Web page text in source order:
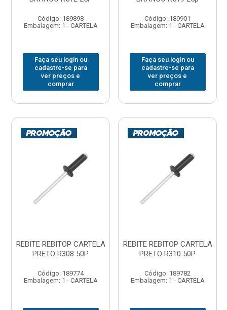
Código: 189898
Embalagem: 1 - CARTELA
Faça seu login ou
cadastre-se para
ver preços e
comprar
Código: 189901
Embalagem: 1 - CARTELA
Faça seu login ou
cadastre-se para
ver preços e
comprar
REBITE REBITOP CARTELA
PRETO R308 50P
Código: 189774
Embalagem: 1 - CARTELA
REBITE REBITOP CARTELA
PRETO R310 50P
Código: 189782
Embalagem: 1 - CARTELA